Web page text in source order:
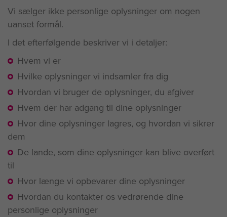
Vi sælger ikke personlige oplysninger om nogen
uanset formål.
I det efterfølgende beskriver vi i detaljer:
Hvem vi er
Hvilke oplysninger vi indsamler fra dig
Hvordan vi bruger de oplysninger, du afgiver
Hvem der har adgang til dine oplysninger
Hvor dine oplysninger lagres, og hvordan vi sikrer
dem
De lande, som dine oplysninger kan blive overført
til
Hvor længe vi opbevarer dine oplysninger
Hvordan du kontakter os vedrørende dine
personlige oplysninger